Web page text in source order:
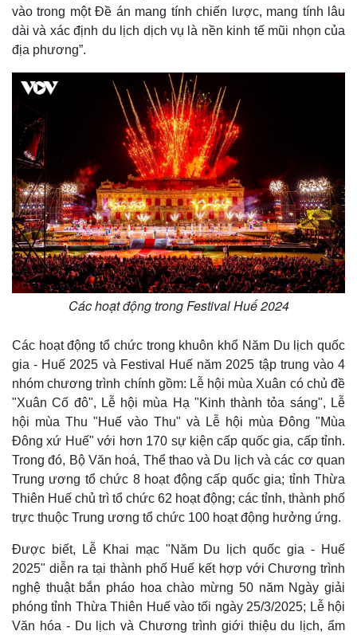
Kinh tế
Bất động sản
Khởi nghiệp
Thị trường
Giá vàng
Tiêu dùng
Tỷ giá
Chứng khoán
Giá cà phê
vào trong một Đề án mang tính chiến lược, mang tính lâu
dài và xác định du lịch dịch vụ là nền kinh tế mũi nhọn của
địa phương”.
Các hoạt động trong Festival Huế 2024
Các hoạt động tổ chức trong khuôn khổ Năm Du lịch quốc
gia - Huế 2025 và Festival Huế năm 2025 tập trung vào 4
nhóm chương trình chính gồm: Lễ hội mùa Xuân có chủ đề
"Xuân Cố đô", Lễ hội mùa Hạ "Kinh thành tỏa sáng", Lễ
hội mùa Thu "Huế vào Thu" và Lễ hội mùa Đông "Mùa
Đông xứ Huế" với hơn 170 sự kiện cấp quốc gia, cấp tỉnh.
Trong đó, Bộ Văn hoá, Thể thao và Du lịch và các cơ quan
Trung ương tổ chức 8 hoạt động cấp quốc gia; tỉnh Thừa
Thiên Huế chủ trì tổ chức 62 hoạt động; các tỉnh, thành phố
trực thuộc Trung ương tổ chức 100 hoạt động hưởng ứng.
Được biết, Lễ Khai mạc "Năm Du lịch quốc gia - Huế
2025" diễn ra tại thành phố Huế kết hợp với Chương trình
nghệ thuật bắn pháo hoa chào mừng 50 năm Ngày giải
phóng tỉnh Thừa Thiên Huế vào tối ngày 25/3/2025; Lễ hội
Văn hóa - Du lịch và Chương trình giới thiệu du lịch, ẩm